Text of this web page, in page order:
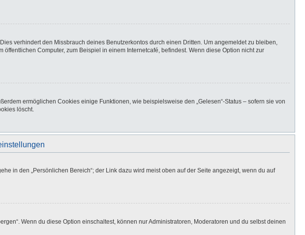
verhindert den Missbrauch deines Benutzerkontos durch einen Dritten. Um angemeldet zu bleiben,
Computer, zum Beispiel in einem Internetcafé, befindest. Wenn diese Option nicht zur
ermöglichen Cookies einige Funktionen, wie beispielsweise den „Gelesen“-Status – sofern sie von
löscht.
in den „Persönlichen Bereich“; der Link dazu wird meist oben auf der Seite angezeigt, wenn du auf
Wenn du diese Option einschaltest, können nur Administratoren, Moderatoren und du selbst deinen